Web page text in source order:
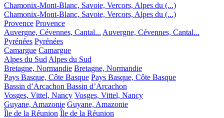
Chamonix-Mont-Blanc, Savoie, Vercors, Alpes du (...)
Chamonix-Mont-Blanc, Savoie, Vercors, Alpes du (...)
Provence Provence
Auvergne, Cévennes, Cantal... Auvergne, Cévennes, Cantal...
Pyrénées Pyrénées
Camargue Camargue
Alpes du Sud Alpes du Sud
Bretagne, Normandie Bretagne, Normandie
Pays Basque, Côte Basque Pays Basque, Côte Basque
Bassin d’Arcachon Bassin d’Arcachon
Vosges, Vittel, Nancy Vosges, Vittel, Nancy
Guyane, Amazonie Guyane, Amazonie
Île de la Réunion Île de la Réunion